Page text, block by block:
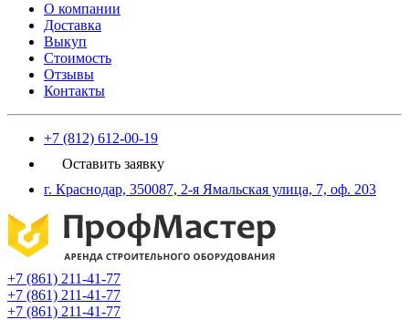
О компании
Доставка
Выкуп
Стоимость
Отзывы
Контакты
+7 (812) 612-00-19
Оставить заявку
г. Краснодар, 350087, 2-я Ямальская улица, 7, оф. 203
+7 (861) 211-41-77
+7 (861) 211-41-77
+7 (861) 211-41-77